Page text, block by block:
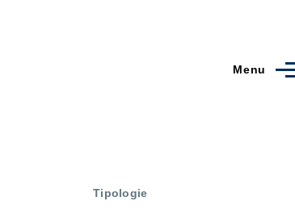
Menu
Tipologie